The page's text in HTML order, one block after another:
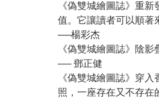
《偽雙城繪圖誌》重
值。它讓讀者可以順著
──楊彩杰
《偽雙城繪圖誌》陰
── 鄧正健
《偽雙城繪圖誌》穿
照，一座存在又不存在